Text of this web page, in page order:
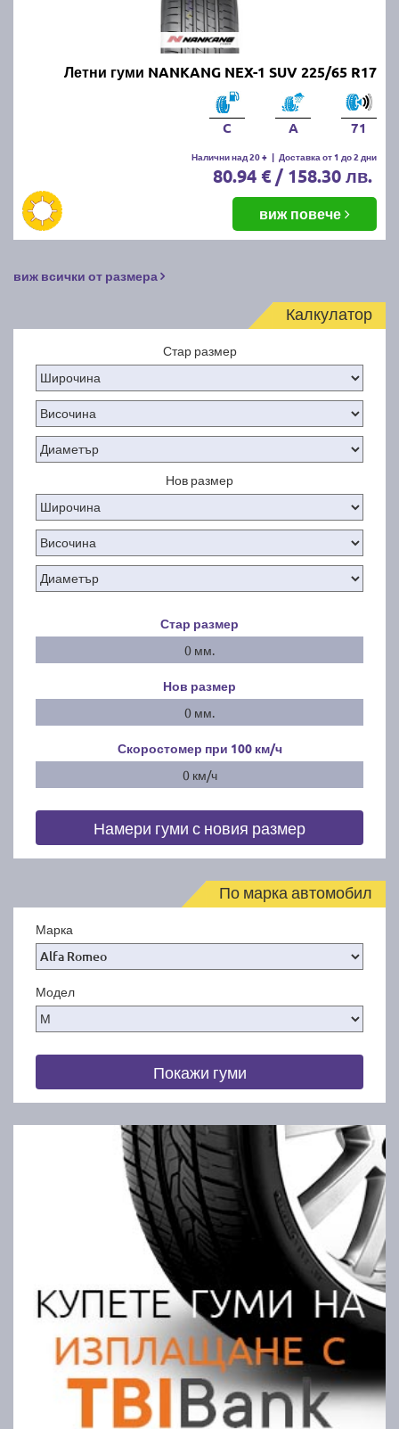
Летни гуми NANKANG NEX-1 SUV 225/65 R17
C A 71
Налични над 20 + | Доставка от 1 до 2 дни
80.94 € / 158.30 лв.
виж повече
виж всички от размера
Калкулатор
Стар размер
Нов размер
Стар размер
0 мм.
Нов размер
0 мм.
Скоростомер при 100 км/ч
0 км/ч
Намери гуми с новия размер
По марка автомобил
Марка
Модел
Покажи гуми